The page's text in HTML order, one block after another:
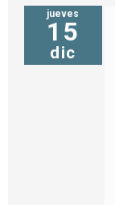
jueves
15
dic